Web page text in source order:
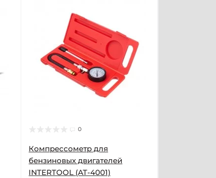
0
Компрессометр для
бензиновых двигателей
INTERTOOL (AT-4001)